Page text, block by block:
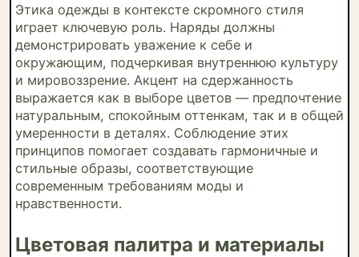
Этика одежды в контексте скромного стиля
играет ключевую роль. Наряды должны
демонстрировать уважение к себе и
окружающим, подчеркивая внутреннюю культуру
и мировоззрение. Акцент на сдержанность
выражается как в выборе цветов — предпочтение
натуральным, спокойным оттенкам, так и в общей
умеренности в деталях. Соблюдение этих
принципов помогает создавать гармоничные и
стильные образы, соответствующие
современным требованиям моды и
нравственности.
Цветовая палитра и материалы